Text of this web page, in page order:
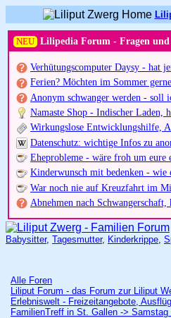
NEU Lilipedia Forum - Fragen
Verhütungscomputer Daysy - hat
Ferien? Möchten im Sommer
Anonym schwanger werden - soll
Namaste Shop - Indischer Laden,
Wirkungslose Entwicklungshilfe,
Datenschutz: wichtige Infos zu
Eheprobleme - wäre froh um eure
Kinderwunsch mit bedenken - wie
War noch nie auf Kreuzfahrt im
Abnehmen nach Schwangerschaft,
Babysitter, Tagesmutter, Kinderkrippe,
Alle Foren
Liliput Forum - das Forum zur Liliput
Erlebniswelt - Freizeitangebote,
FamilienTreff in St. Gallen -> Samstag